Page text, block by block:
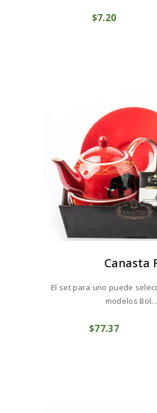
$7 20
Canasta
El set para uno puede
modelos Bol...
$77 37